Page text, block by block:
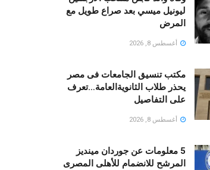
ليونيل ميسي بعد صراع طويل مع
المرض
أغسطس 8, 2026
مكتب تنسيق الجامعات فى مصر
يحذر طلاب الثانويةالعامة…تعرف
على التفاصيل
أغسطس 8, 2026
5 معلومات عن جوردان مينديز
المرشح للانضمام للأهلى المصرى